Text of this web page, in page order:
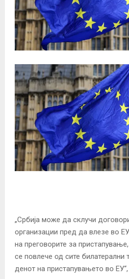
„Србија може да склучи
организации пред да влезе во
на преговорите за
се повлече од сите билатерални
денот на пристапувањето во